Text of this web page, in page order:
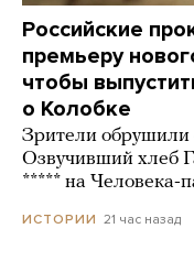
Российские
премьеру
чтобы
о Колобке
Зрители обрушили
Озвучивший хлеб
***** на Человека-
ИСТОРИИ 21 час назад